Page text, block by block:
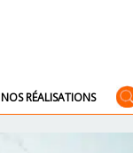
NOS RÉALISATIONS